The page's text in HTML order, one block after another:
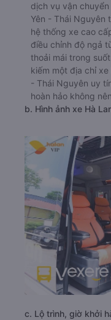
dịch vụ vận
Yên - Thái Nguyên
hệ thống xe cao
điều chỉnh độ ngả
thoải mái trong
kiếm một địa chỉ
- Thái Nguyên uy
hoàn hảo không
b. Hình ảnh xe Hà
c. Lộ trình, giờ khởi